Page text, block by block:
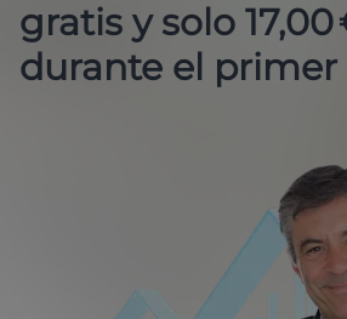
gratis y solo
durante el primer